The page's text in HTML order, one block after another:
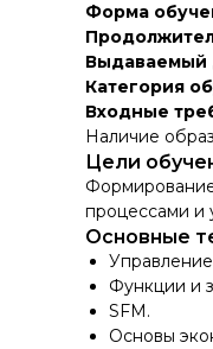
Форма
Выдаваемый
Категория
Входные
Наличие
Цели
процессами и
Основные
Функции и
SFM.
Основы